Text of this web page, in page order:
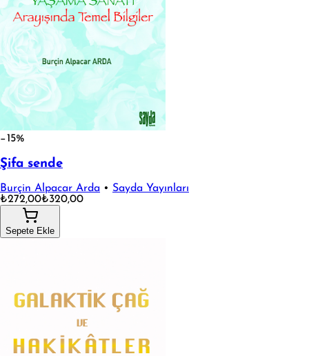
−15%
Şifa sende
Burçin Alpacar Arda • Sayda Yayınları
₺272,00₺320,00
Sepete Ekle